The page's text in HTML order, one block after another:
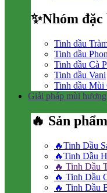
✨Nhóm
Tinh dầu
Tinh dầu
Tinh dầu Cà
Tinh dầu Vani
Tinh dầu Mùi
Giải pháp mùi hương
🔥 Sản
🔥Tinh Dầu
🔥Tinh Dầu
🔥 Tinh Dầu
🔥 Tinh Dầu
🔥 Tinh Dầu